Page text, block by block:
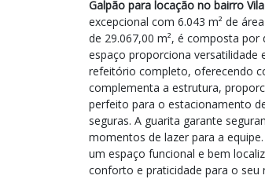
Galpão para locação no bairro
excepcional com 6.043 m² de
de 29.067,00 m², é composta
espaço proporciona
refeitório completo, oferecendo
complementa a estrutura,
perfeito para o estacionamento
seguras. A guarita garante
momentos de lazer para a
um espaço funcional e bem
conforto e praticidade para o seu